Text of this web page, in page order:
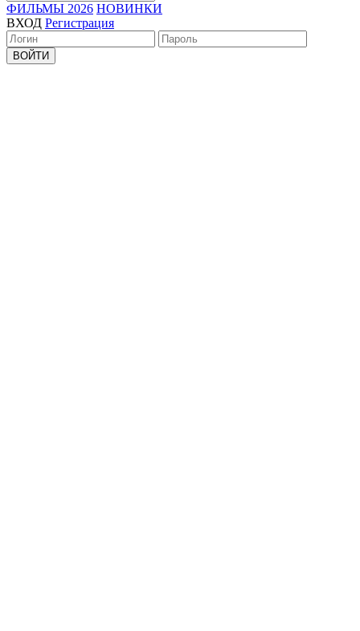
ФИЛЬМЫ 2026 НОВИНКИ
ВХОД Регистрация